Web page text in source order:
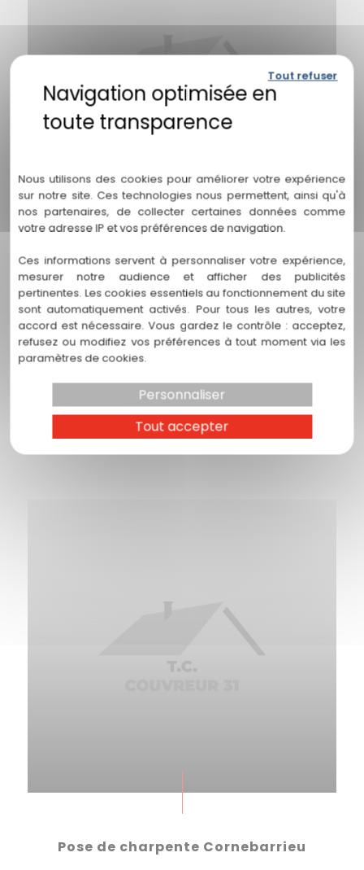
Pose de charpente Tournefeuille
Pose de charpente Tournefeuille : Expertise
exceptionnelle pour une structure solide!
Bienvenue sur...
En savoir plus
Pose de charpente Cornebarrieu
Nous utilisons des cookies pour améliorer votre expérience
sur notre site. Ces technologies nous permettent, ainsi qu'à
nos partenaires, de collecter certaines données comme
votre adresse IP et vos préférences de navigation.
Ces informations servent à personnaliser votre expérience,
mesurer notre audience et afficher des publicités
pertinentes. Les cookies essentiels au fonctionnement du site
sont automatiquement activés. Pour tous les autres, votre
accord est nécessaire. Vous gardez le contrôle : acceptez,
refusez ou modifiez vos préférences à tout moment via les
paramètres de cookies.
Tout accepter
Tout refuser
Personnaliser